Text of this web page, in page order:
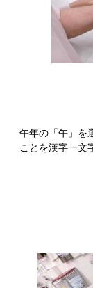
午年の「午」を
ことを漢字一文